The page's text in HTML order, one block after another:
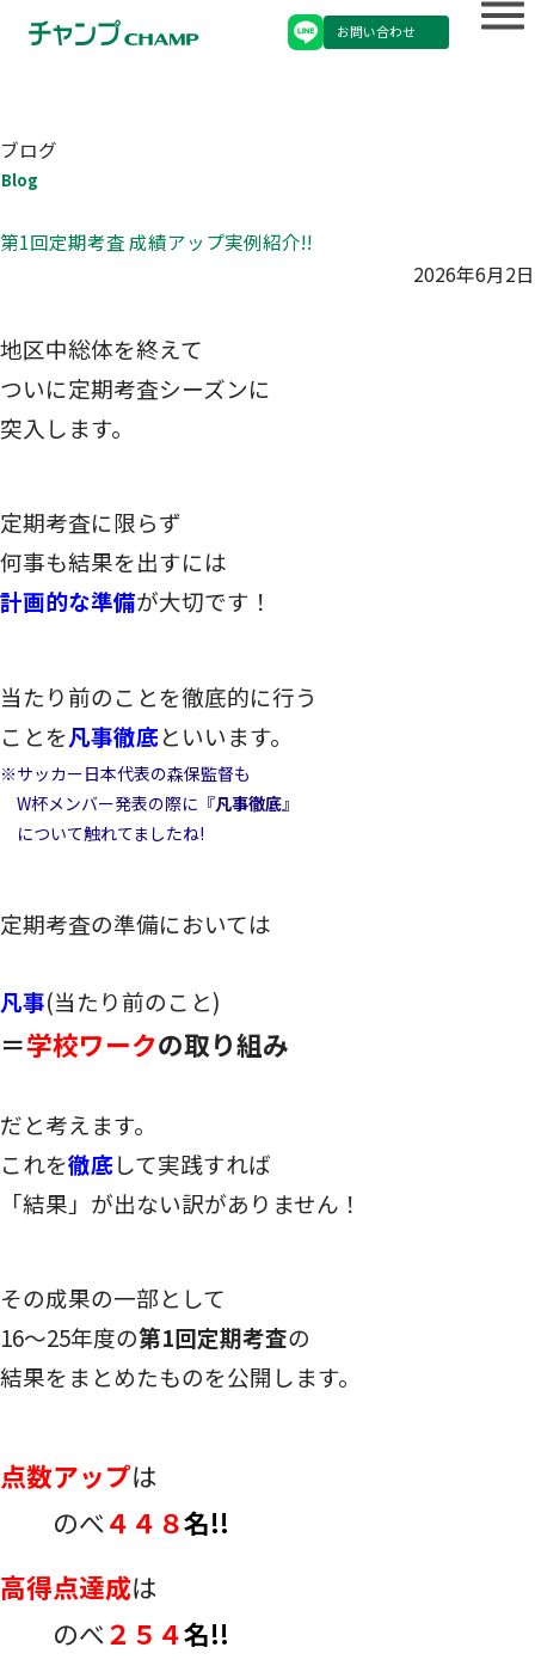
お問い合わせ
ブログ
Blog
第1回定期考査 成績アップ実例紹介!!
2026年6月2日
地区中総体を終えて
ついに定期考査シーズンに
突入します。
定期考査に限らず
何事も結果を出すには
計画的な準備が大切です！
当たり前のことを徹底的に行う
ことを凡事徹底といいます。
※サッカー日本代表の森保監督も
W杯メンバー発表の際に『凡事徹底』
について触れてましたね!
定期考査の準備においては
凡事(当たり前のこと)
＝学校ワークの取り組み
だと考えます。
これを徹底して実践すれば
「結果」が出ない訳がありません！
その成果の一部として
16～25年度の第1回定期考査の
結果をまとめたものを公開します。
点数アップは
のべ４４８名!!
高得点達成は
のべ２５４名!!